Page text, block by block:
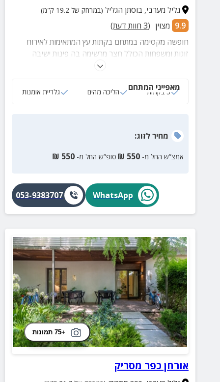
גליל מערבי, בוסתן הגליל (במרחק של 19.2 ק"מ)
9.9 מצוין (
3 חוות דעת)
חופשה מקסימה במתחם בקתות עץ המתאימות לאירוח
זוגות ומשפחות הכולל חצר מרשימה בה פינות ישיבה
נעימות וליהנות מגלריית אומנות במקום עם מיצגים
מאפייני המתחם
3 בקתות הליכה מהים גלריית אומנות
מחירלזוג:
אמצ”ש החל מ- 550
₪ סופ”ש החל מ- 550
₪
WhatsApp
053-9383707
+75 תמונות
אורחן כפר מסריק